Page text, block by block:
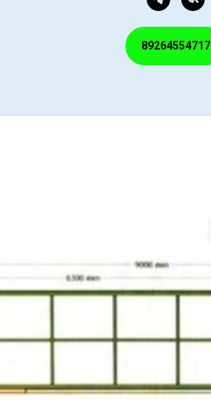
89264554717